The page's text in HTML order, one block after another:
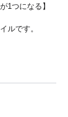
1つになる】
ルです。